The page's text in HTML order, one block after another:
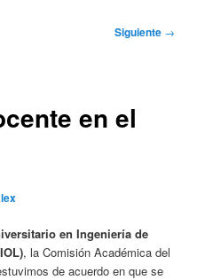
Siguiente →
en el
en Ingeniería de
, la Comisión Académica del
de acuerdo en que se